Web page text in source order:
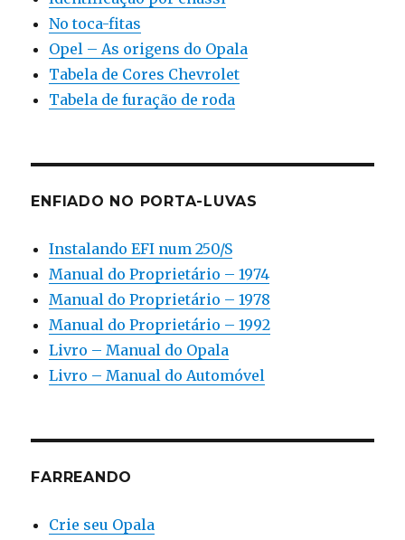
No toca-fitas
Opel – As origens do Opala
Tabela de Cores Chevrolet
Tabela de furação de roda
ENFIADO NO PORTA-LUVAS
Instalando EFI num 250/S
Manual do Proprietário – 1974
Manual do Proprietário – 1978
Manual do Proprietário – 1992
Livro – Manual do Opala
Livro – Manual do Automóvel
FARREANDO
Crie seu Opala